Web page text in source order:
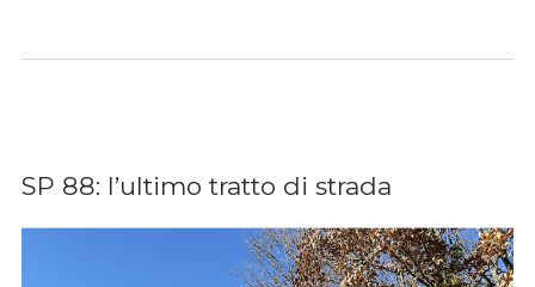
SP 88: l’ultimo tratto di strada